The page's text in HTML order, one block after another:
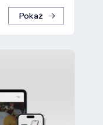
Pokaż